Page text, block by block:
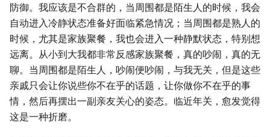
防御。我应该是不合群的，当周围都是陌生人的时候，我会
自动进入冷静状态准备好面临紧急情况；当周围都是熟人的
时候，尤其是家族聚餐，我也会进入一种静默状态，特别想
远离。从小到大我都非常反感家族聚餐，真的吵闹，真的无
聊。当周围都是陌生人，吵闹便吵闹，与我无关，但是这些
亲戚只会让你说些你不在乎的话题，让你做你不在乎的事
情，然后再摆出一副亲友关心的姿态。临近年关，愈发觉得
这是一种折磨。